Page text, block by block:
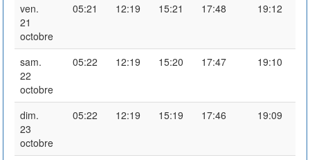
ven.
21
octobre
05:21 12:19 15:21 17:48 19:12
sam.
22
octobre
05:22 12:19 15:20 17:47 19:10
dim.
23
octobre
05:22 12:19 15:19 17:46 19:09